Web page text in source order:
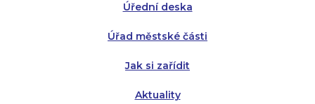
Úřední deska
Úřad městské části
Jak si zařídit
Aktuality
Čtvrtek:
Pátek:
Čtvrtek: